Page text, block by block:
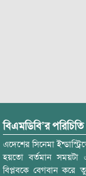
বিএমডিবি’র পরিচিতি
এদেশের সিনেমা
হয়তো বর্তমান সময়টা
বিপ্লবকে বেগবান করে